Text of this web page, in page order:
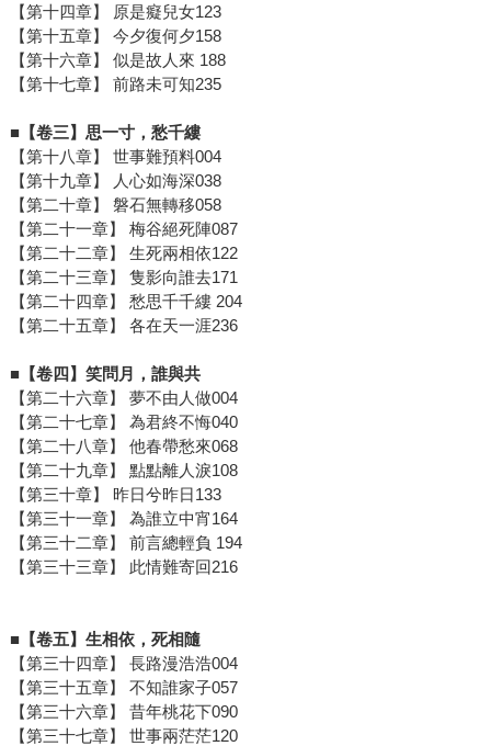
【第十四章】 原是癡兒女123
【第十五章】 今夕復何夕158
【第十六章】 似是故人來 188
【第十七章】 前路未可知235
■【卷三】思一寸，愁千縷
【第十八章】 世事難預料004
【第十九章】 人心如海深038
【第二十章】 磐石無轉移058
【第二十一章】 梅谷絕死陣087
【第二十二章】 生死兩相依122
【第二十三章】 隻影向誰去171
【第二十四章】 愁思千千縷 204
【第二十五章】 各在天一涯236
■【卷四】笑問月，誰與共
【第二十六章】 夢不由人做004
【第二十七章】 為君終不悔040
【第二十八章】 他春帶愁來068
【第二十九章】 點點離人淚108
【第三十章】 昨日兮昨日133
【第三十一章】 為誰立中宵164
【第三十二章】 前言總輕負 194
【第三十三章】 此情難寄回216
■【卷五】生相依，死相隨
【第三十四章】 長路漫浩浩004
【第三十五章】 不知誰家子057
【第三十六章】 昔年桃花下090
【第三十七章】 世事兩茫茫120